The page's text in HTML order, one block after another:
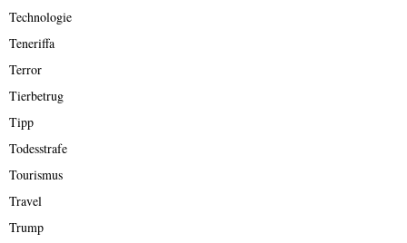
Technologie
Teneriffa
Terror
Tierbetrug
Tipp
Todesstrafe
Tourismus
Travel
Trump